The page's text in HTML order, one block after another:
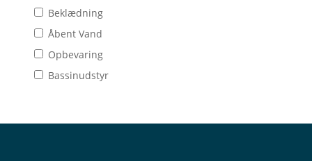
Beklædning
Åbent Vand
Opbevaring
Bassinudstyr